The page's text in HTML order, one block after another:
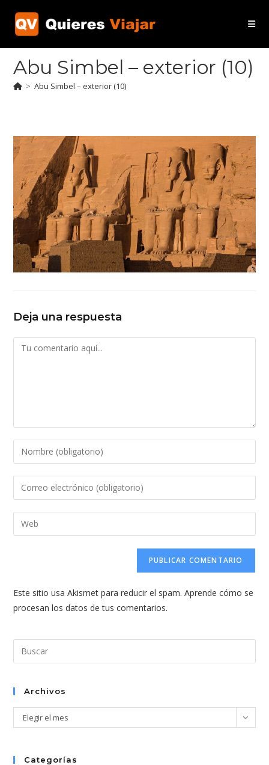
contenido
Abu Simbel – exterior (10)
> Abu Simbel – exterior (10)
Deja una respuesta
Comentario
Introduce
tu
nombre
de
usuario
Introduce
tu
dirección
de
comentar
Introduce
la
web
(opcional)
Este sitio usa Akismet para reducir el spam.Aprende cómo se
procesan los datos de tus comentarios.
el
Archivos
Archivos
Elegir el mes
Categorías